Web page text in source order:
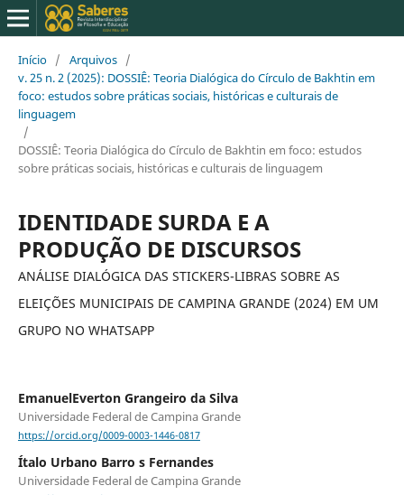
Início / Arquivos /
v. 25 n. 2 (2025): DOSSIÊ: Teoria Dialógica do Círculo de Bakhtin em
foco: estudos sobre práticas sociais, históricas e culturais de
linguagem
/
DOSSIÊ: Teoria Dialógica do Círculo de Bakhtin em foco: estudos
sobre práticas sociais, históricas e culturais de linguagem
IDENTIDADE SURDA E A
PRODUÇÃO DE DISCURSOS
ANÁLISE DIALÓGICA DAS STICKERS-LIBRAS SOBRE AS
ELEIÇÕES MUNICIPAIS DE CAMPINA GRANDE (2024) EM UM
GRUPO NO WHATSAPP
EmanuelEverton Grangeiro da Silva
Universidade Federal de Campina Grande
https://orcid.org/0009-0003-1446-0817
Ítalo Urbano Barro s Fernandes
Universidade Federal de Campina Grande